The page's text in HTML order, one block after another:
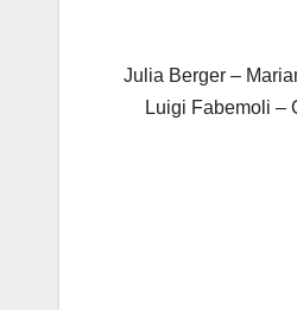
Julia Berger –
Luigi Fabemoli –